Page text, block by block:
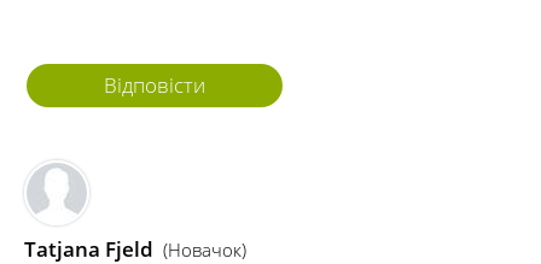
Відповісти
Tatjana Fjeld (Новачок)